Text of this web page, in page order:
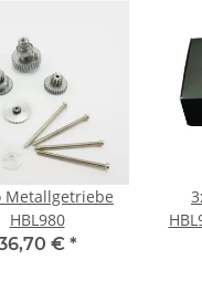
Metallgetriebe
HBL980
€ *